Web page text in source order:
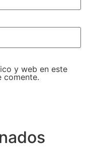
y web en este
comente.